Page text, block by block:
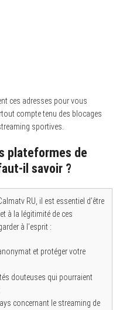
ces adresses pour vous
compte tenu des blocages
sportives.
plateformes de
il savoir ?
RU, il est essentiel d’être
à la légitimité de ces
à l’esprit :
et protéger votre
douteuses qui pourraient
concernant le streaming de